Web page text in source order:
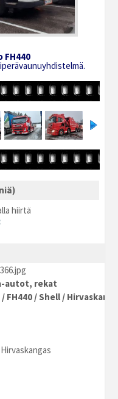
FH440
hiirtä
autot, rekat
/ FH440 /Shell /